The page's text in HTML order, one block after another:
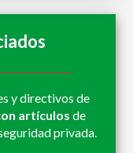
y directivos de
artículos de
privada.